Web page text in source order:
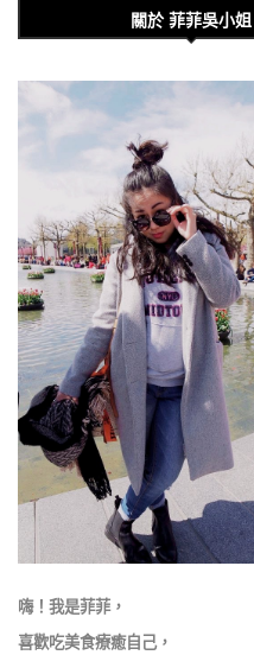
關於 菲菲吳小姐
嗨！我是菲菲，
喜歡吃美食療癒自己，